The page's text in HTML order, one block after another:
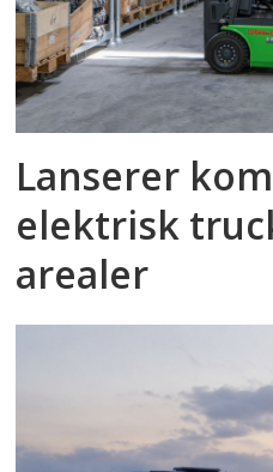
Lanserer
elektrisk
arealer